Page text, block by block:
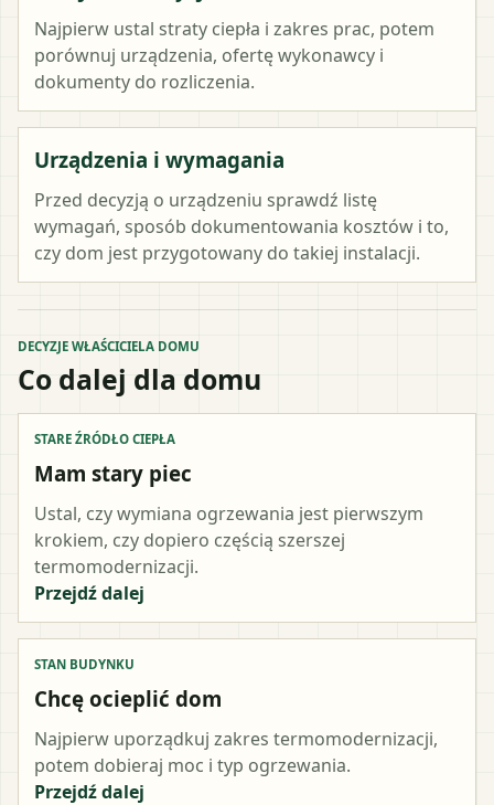
Najpierw ustal straty ciepła i zakres prac, potem
porównuj urządzenia, ofertę wykonawcy i
dokumenty do rozliczenia.
Urządzenia i wymagania
Przed decyzją o urządzeniu sprawdź listę
wymagań, sposób dokumentowania kosztów i to,
czy dom jest przygotowany do takiej instalacji.
DECYZJE WŁAŚCICIELA DOMU
Co dalej dla domu
STARE ŹRÓDŁO CIEPŁA
Mam stary piec
Ustal, czy wymiana ogrzewania jest pierwszym
krokiem, czy dopiero częścią szerszej
termomodernizacji.
Przejdź dalej
STAN BUDYNKU
Chcę ocieplić dom
Najpierw uporządkuj zakres termomodernizacji,
potem dobieraj moc i typ ogrzewania.
Przejdź dalej